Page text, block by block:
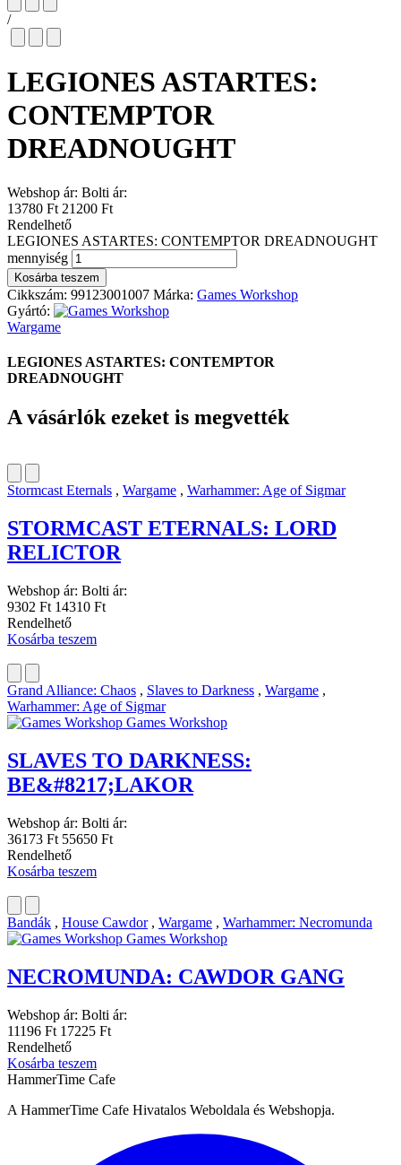
/
LEGIONES ASTARTES:
CONTEMPTOR
DREADNOUGHT
Webshop ár: Bolti ár:
13780 Ft 21200 Ft
Rendelhető
LEGIONES ASTARTES: CONTEMPTOR DREADNOUGHT
mennyiség
Kosárba teszem
Cikkszám: 99123001007 Márka: Games Workshop
Gyártó:
Wargame
LEGIONES ASTARTES: CONTEMPTOR
DREADNOUGHT
A vásárlók ezeket is megvették
Stormcast Eternals , Wargame , Warhammer: Age of Sigmar
STORMCAST ETERNALS: LORD
RELICTOR
Webshop ár: Bolti ár:
9302 Ft 14310 Ft
Rendelhető
Kosárba teszem
Grand Alliance: Chaos , Slaves to Darkness , Wargame ,
Warhammer: Age of Sigmar
Games Workshop
SLAVES TO DARKNESS:
BE&#8217;LAKOR
Webshop ár: Bolti ár:
36173 Ft 55650 Ft
Rendelhető
Kosárba teszem
Bandák , House Cawdor, Wargame , Warhammer: Necromunda
Games Workshop
NECROMUNDA: CAWDOR GANG
Webshop ár: Bolti ár:
11196 Ft 17225 Ft
Rendelhető
Kosárba teszem
HammerTime Cafe
A HammerTime Cafe Hivatalos Weboldala és Webshopja.